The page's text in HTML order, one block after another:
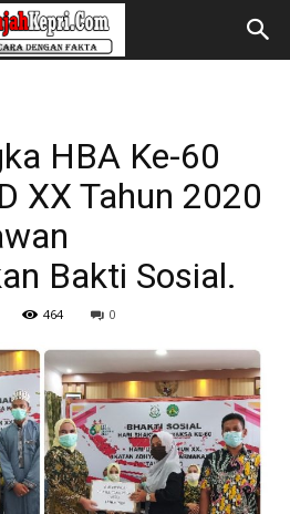
HBA Ke-60
XX Tahun 2020
Bakti Sosial.
464 0